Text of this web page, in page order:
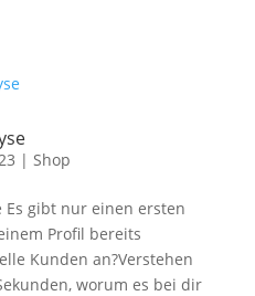
| Shop
Es gibt nur einen ersten
Profil bereits
Kunden an?Verstehen
worum es bei dir